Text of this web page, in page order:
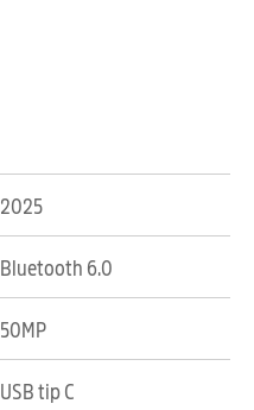
2025
Bluetooth 6.0
50MP
USB tip C